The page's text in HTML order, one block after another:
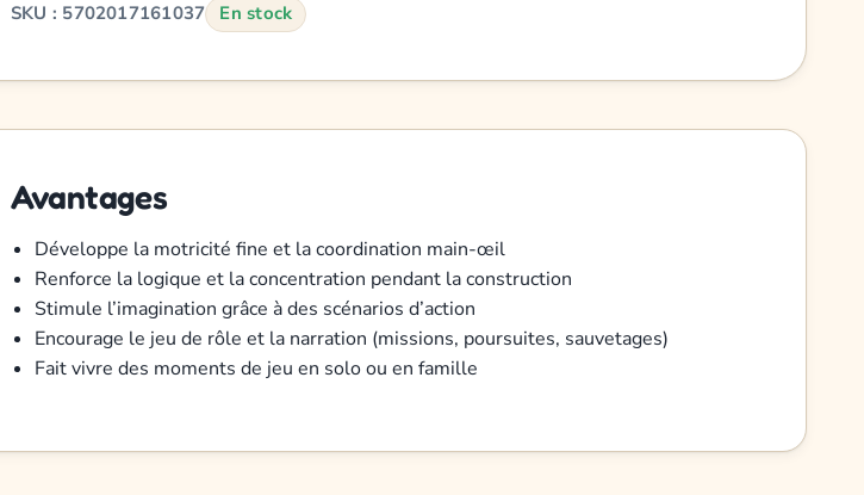
SKU : 5702017161037 En stock
Avantages
Développe la motricité fine et la coordination main-œil
Renforce la logique et la concentration pendant la construction
Stimule l’imagination grâce à des scénarios d’action
Encourage le jeu de rôle et la narration (missions, poursuites, sauvetages)
Fait vivre des moments de jeu en solo ou en famille